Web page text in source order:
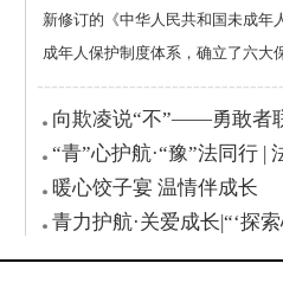
新修订的《中华人民共和国未成年
成年人保护制度体系，确立了六
向欺凌说“不”——勇敢者
“青”心护航·“豫”法同行 |
暖心饺子宴 温情伴成长
青力护航·关爱成长|“‘探